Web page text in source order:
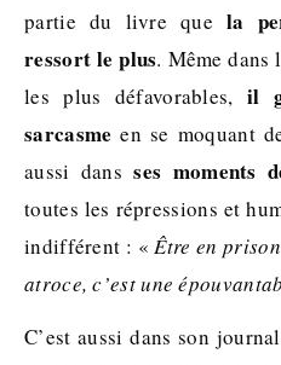
partie du livre quela
ressort le plus. Même dans
les plus défavorables,il
sarcasme en se moquant
aussi dansses moments
toutes les répressions et
indifférent : «Être en
atroce, c’est une
C’est aussi dans son